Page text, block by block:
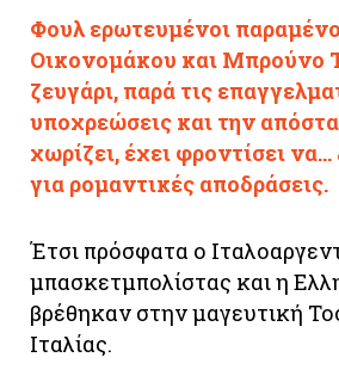
Φουλ ερωτευμένοι
Οικονομάκου και Μπρούνο
ζευγάρι, παρά τις
υποχρεώσεις και την
χωρίζει, έχει φροντίσει
για ρομαντικές αποδράσεις.
Έτσι πρόσφατα ο
μπασκετμπολίστας και η
βρέθηκαν στην μαγευτική
Ιταλίας.